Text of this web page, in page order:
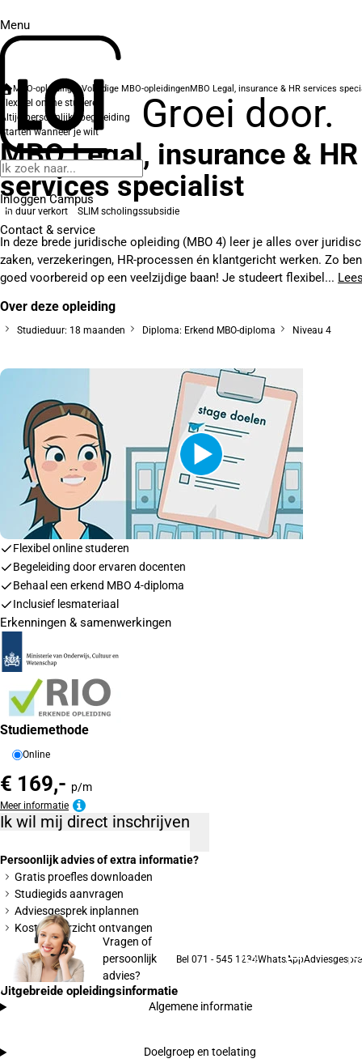
Menu
Groei door.
Inloggen Campus
Contact & service
MBO-opleidingenVolledige MBO-opleidingenMBO Legal, insurance & HR services
Flexibel online studeren
Altijd persoonlijke begeleiding
Starten wanneer je wilt
MBO Legal, insurance & HR
services specialist
In duur verkort SLIM scholingssubsidie
In deze brede juridische opleiding (MBO 4) leer je alles over
zaken, verzekeringen, HR-processen én klantgericht werken. Zo
goed voorbereid op een veelzijdige baan! Je studeert flexibel...
Over deze opleiding
Studieduur: 18 maanden Diploma: Erkend MBO-diploma Niveau 4
Flexibel online studeren
Begeleiding door ervaren docenten
Behaal een erkend MBO 4-diploma
Inclusief lesmateriaal
Erkenningen & samenwerkingen
Studiemethode
Online
€ 169,- p/m
Meer informatie
Ik wil mij direct inschrijven
Persoonlijk advies of extra informatie?
Gratis proefles downloaden
Studiegids aanvragen
Adviesgesprek inplannen
Kostenoverzicht ontvangen
Vragen of
persoonlijk
advies?
Bel 071 - 545 1234WhatsApp
Uitgebreide opleidingsinformatie
Algemene informatie
Doelgroep en toelating